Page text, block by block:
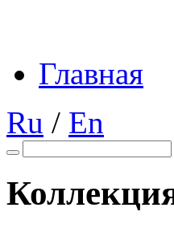
Главная
Ru / En